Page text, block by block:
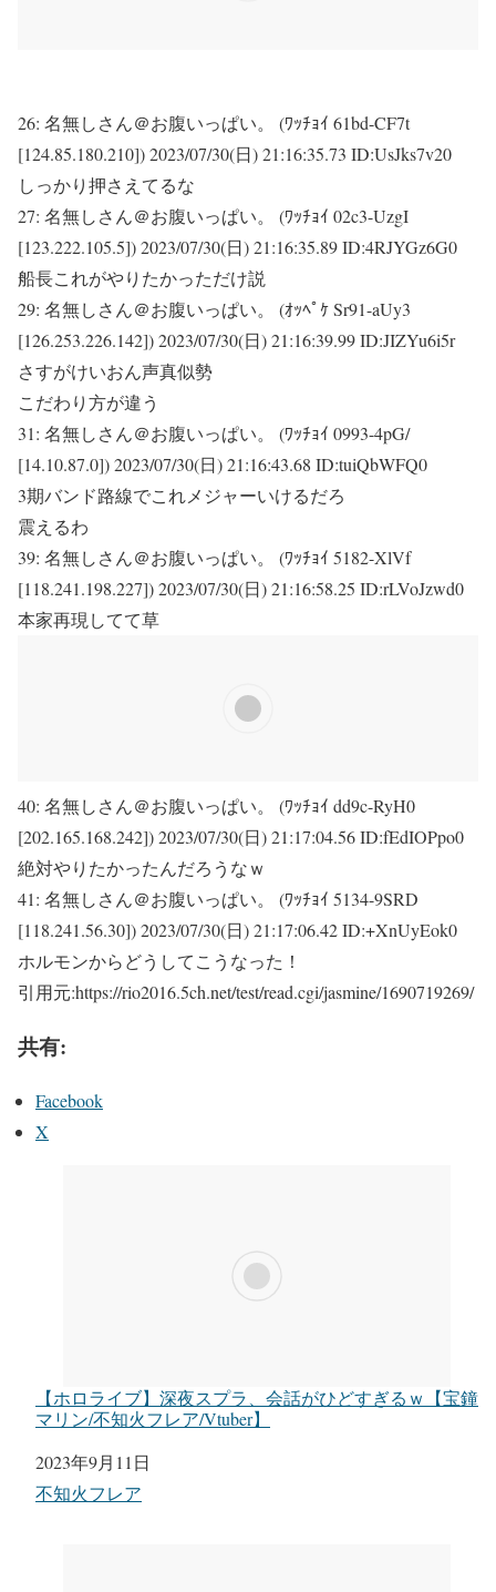
26: 名無しさん＠お腹いっぱい。 (ﾜｯﾁｮｲ 61bd-CF7t
[124.85.180.210])2023/07/30(日) 21:16:35.73 ID:UsJks7v20
しっかり押さえてるな
27: 名無しさん＠お腹いっぱい。 (ﾜｯﾁｮｲ 02c3-UzgI
[123.222.105.5])2023/07/30(日) 21:16:35.89 ID:4RJYGz6G0
船長これがやりたかっただけ説
29: 名無しさん＠お腹いっぱい。 (ｵｯﾍﾟｹ Sr91-aUy3
[126.253.226.142])2023/07/30(日) 21:16:39.99 ID:JIZYu6i5r
さすがけいおん声真似勢
こだわり方が違う
31: 名無しさん＠お腹いっぱい。 (ﾜｯﾁｮｲ 0993-4pG/
[14.10.87.0])2023/07/30(日) 21:16:43.68 ID:tuiQbWFQ0
3期バンド路線でこれメジャーいけるだろ
震えるわ
39: 名無しさん＠お腹いっぱい。 (ﾜｯﾁｮｲ 5182-XlVf
[118.241.198.227])2023/07/30(日) 21:16:58.25 ID:rLVoJzwd0
本家再現してて草
40: 名無しさん＠お腹いっぱい。 (ﾜｯﾁｮｲ dd9c-RyH0
[202.165.168.242])2023/07/30(日) 21:17:04.56 ID:fEdIOPpo0
絶対やりたかったんだろうなｗ
41: 名無しさん＠お腹いっぱい。 (ﾜｯﾁｮｲ 5134-9SRD
[118.241.56.30])2023/07/30(日) 21:17:06.42 ID:+XnUyEok0
ホルモンからどうしてこうなった！
引用元:https://rio2016.5ch.net/test/read.cgi/jasmine/1690719269/
共有:
Facebook
X
【ホロライブ】深夜スプラ、会話がひどすぎるｗ【宝鐘
マリン/不知火フレア/Vtuber】
日付
2023年9月11日
関連理由
不知火フレア